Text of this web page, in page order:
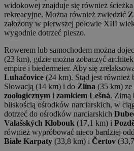
widokowej znajduje się również
rekreacyjne. Można również zwiedzić
założony w pierwszej połowie XIII
wygodnie dotrzeć pieszo.
Rowerem lub samochodem można
(23 km), gdzie można zobaczyć
empire i biedermeier. Aby się
Luhačovice (24 km). Stąd jest również
Słowacją (14 km) i do Zlína (35 km) ze
zoologicznym i zamkiem Lešná. Zimą
bliskością ośrodków narciarskich, w
dotrzeć do ośrodków narciarskich
Valašských Klobouk (17,1 km) i
również wypróbować nieco bardziej
Białe Karpaty (33,8 km) i Čertov